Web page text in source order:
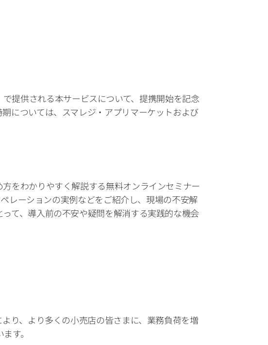
提供される本サービスについて、提携開始を記念
については、スマレジ・アプリマーケットおよび
をわかりやすく解説する無料オンラインセミナー
レーションの実例などをご紹介し、現場の不安解
て、導入前の不安や疑問を解消する実践的な機会
り、より多くの小売店の皆さまに、業務負荷を増
す。